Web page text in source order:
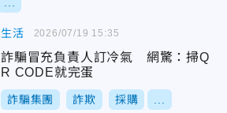
生活
詐騙冒充負責人訂冷氣 網驚：掃Q
R CODE就完蛋
詐騙集團 詐欺 採購
2026/07/19 15:35